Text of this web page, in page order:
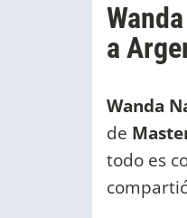
a
Wanda
de
todo es